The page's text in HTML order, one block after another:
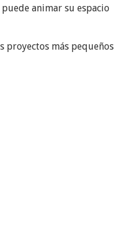
animar su espacio
proyectos más pequeños